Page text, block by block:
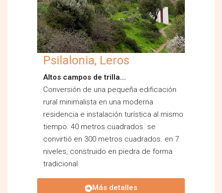
Psilalonia, Leros
Altos campos de trilla…
Conversión de una pequeña edificación
rural minimalista en una moderna
residencia e instalación turística al mismo
tiempo. 40 metros cuadrados. se
convirtió en 300 metros cuadrados. en 7
niveles, construido en piedra de forma
tradicional.
Más detalles